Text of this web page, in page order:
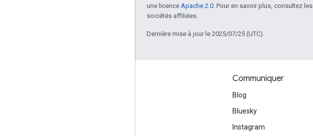
une licence Apache 2.0 . Pour en savoir plus, consultez les
sociétés affiliées.
Dernière mise à jour le 2025/07/25 (UTC).
Communiquer
Blog
Bluesky
Instagram